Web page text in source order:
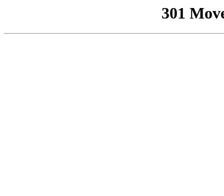
301